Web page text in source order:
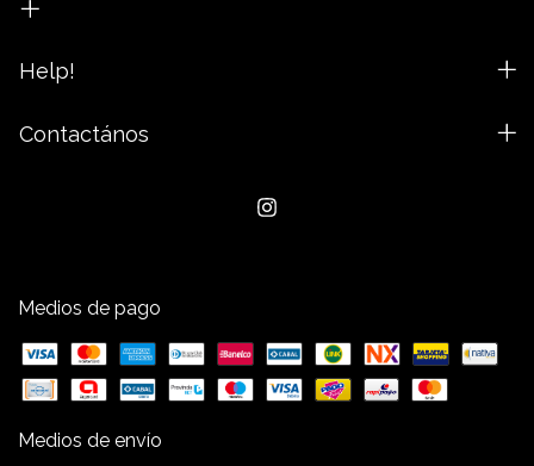
Help!
Contactános
Medios de pago
Medios de envío